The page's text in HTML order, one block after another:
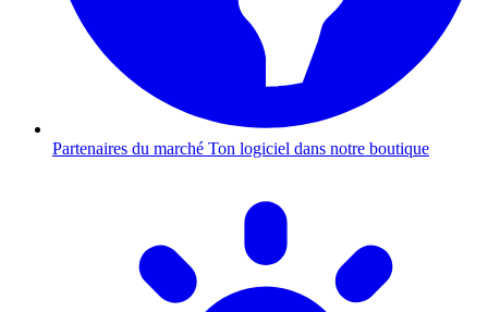
Partenaires du marché Ton logiciel dans notre boutique